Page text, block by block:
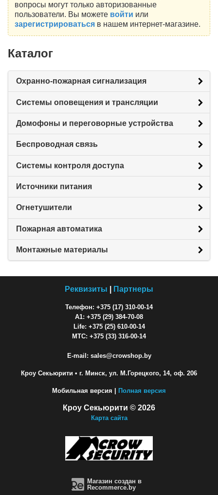
вопросы могут только авторизованные
пользователи. Вы можете войти или
зарегистрироватьсяв нашем интернет-магазине.
Каталог
Охранно-пожарная сигнализация
Системы оповещения и трансляции
Домофоны и переговорные устройства
Беспроводная связь
Системы контроля доступа
Источники питания
Огнетушители
Пожарная автоматика
Монтажные материалы
Реквизиты Партнеры
Телефон: +375 (17) 310-00-14
A1: +375 (29) 384-70-08
Life: +375 (25) 610-00-14
МТС: +375 (33) 316-00-14
E-mail: sales@crowshop.by
Кроу Секьюрити • г. Минск, ул. М.Горецкого, 14, оф. 206
Мобильная версия | Полная версия
Кроу Секьюрити © 2026
Карта сайта
Магазин создан в
Recommerce.by